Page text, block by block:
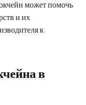
может помочь
и их
к
в